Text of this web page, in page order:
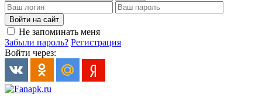
Войти на сайт
Не запоминать меня
Забыли пароль? Регистрация
Войти через: